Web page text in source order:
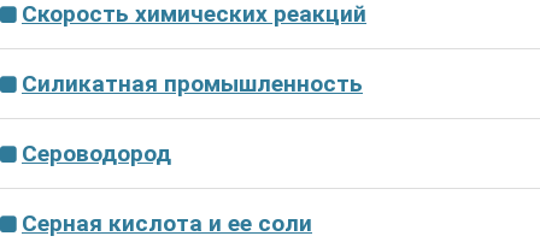
Скорость химических реакций
Силикатная промышленность
Сероводород
Серная кислота и ее соли